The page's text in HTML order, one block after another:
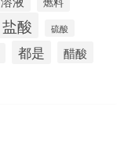
盐酸 硫酸
都是 醋酸